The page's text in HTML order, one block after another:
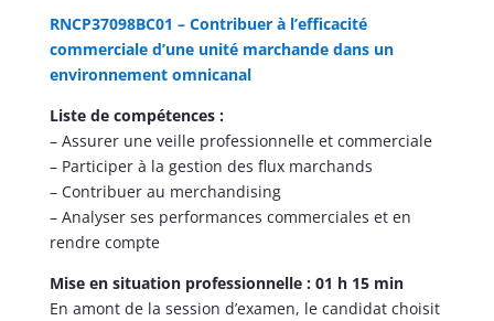
RNCP37098BC01 – Contribuer à l’efficacité
commerciale d’une unité marchande dans un
environnement omnicanal
Liste de compétences :
– Assurer une veille professionnelle et commerciale
– Participer à la gestion des flux marchands
– Contribuer au merchandising
– Analyser ses performances commerciales et en
rendre compte
Mise en situation professionnelle : 01 h 15 min
En amont de la session d’examen, le candidat choisit